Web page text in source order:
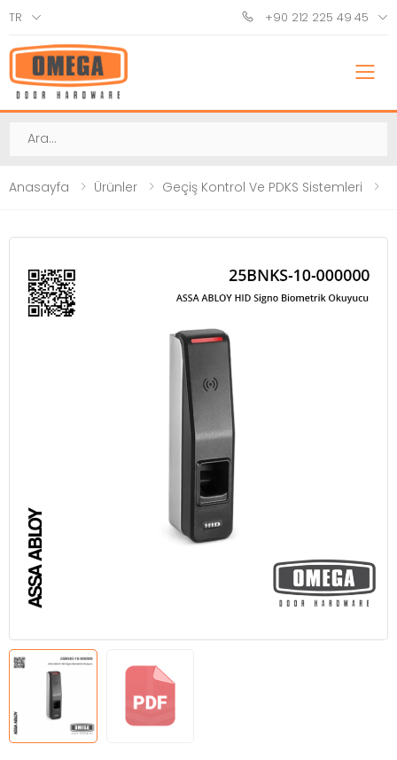
TR +90 212 225 49 45
Ara
Anasayfa Ürünler Geçiş Kontrol Ve PDKS Sistemleri